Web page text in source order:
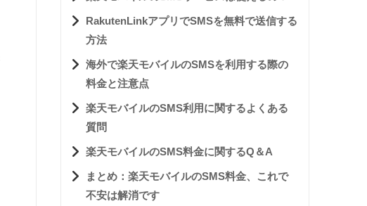
RakutenLinkアプリでSMSを無料で送信する
方法
海外で楽天モバイルのSMSを利用する際の
料金と注意点
楽天モバイルのSMS利用に関するよくある
質問
楽天モバイルのSMS料金に関するQ＆A
まとめ：楽天モバイルのSMS料金、これで
不安は解消です